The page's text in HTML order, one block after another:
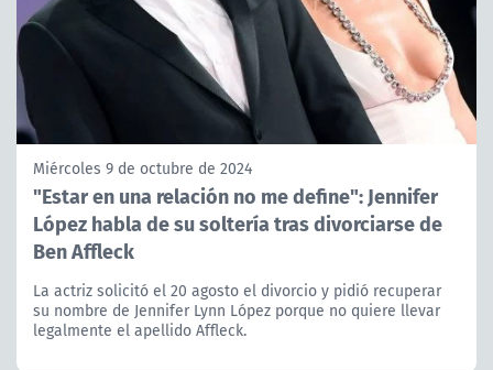
Miércoles 9 de octubre de 2024
"Estar en una relación no me define": Jennifer
López habla de su soltería tras divorciarse de
Ben Affleck
La actriz solicitó el 20 agosto el divorcio y pidió recuperar
su nombre de Jennifer Lynn López porque no quiere llevar
legalmente el apellido Affleck.